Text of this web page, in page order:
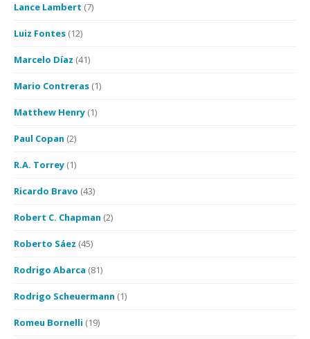
Lance Lambert (7)
Luiz Fontes (12)
Marcelo Díaz (41)
Mario Contreras (1)
Matthew Henry (1)
Paul Copan (2)
R.A. Torrey (1)
Ricardo Bravo (43)
Robert C. Chapman (2)
Roberto Sáez (45)
Rodrigo Abarca (81)
Rodrigo Scheuermann (1)
Romeu Bornelli (19)